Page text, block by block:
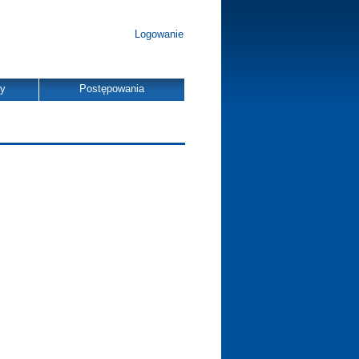
Logowanie
Postępowania